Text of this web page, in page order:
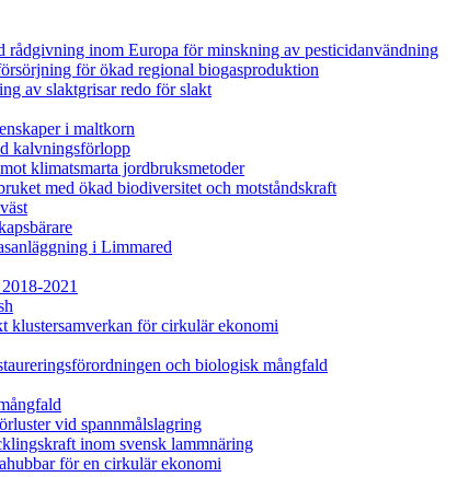
rådgivning inom Europa för minskning av pesticidanvändning
för ökad regional biogasproduktion
av slaktgrisar redo för slakt
i maltkorn
kalvningsförlopp
klimatsmarta jordbruksmetoder
med ökad biodiversitet och motståndskraft
i Limmared
2021
klustersamverkan för cirkulär ekonomi
och biologisk mångfald
vid spannmålslagring
inom svensk lammnäring
för en cirkulär ekonomi